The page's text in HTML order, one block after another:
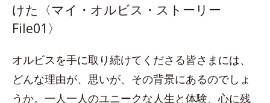
けた〈マイ・オルビス・ストーリー
File01〉
オルビスを手に取り続けてくださる皆さまには、
どんな理由が、思いが、その背景にあるのでしょ
うか。一人一人のユニークな人生と体験、心に残